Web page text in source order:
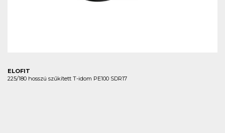
ELOFIT
225/180 hosszú szűkített T-idom PE100 SDR17